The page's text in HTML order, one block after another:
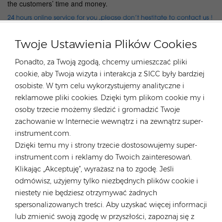
Twoje Ustawienia Plików Cookies
Ponadto, za Twoją zgodą, chcemy umieszczać pliki
cookie, aby Twoja wizyta i interakcja z SICC były bardziej
osobiste. W tym celu wykorzystujemy analityczne i
reklamowe pliki cookies. Dzięki tym plikom cookie my i
osoby trzecie możemy śledzić i gromadzić Twoje
zachowanie w Internecie wewnątrz i na zewnątrz super-
instrument.com.
Dzięki temu my i strony trzecie dostosowujemy super-
instrument.com i reklamy do Twoich zainteresowań.
Klikając „Akceptuję”, wyrażasz na to zgodę. Jeśli
odmówisz, użyjemy tylko niezbędnych plików cookie i
niestety nie będziesz otrzymywać żadnych
spersonalizowanych treści. Aby uzyskać więcej informacji
lub zmienić swoją zgodę w przyszłości, zapoznaj się z
the customers’ time and money.
GORĄCE TAGI :
Systemy Montażu Paneli Słonecznych Na Dachu
Systemy Mocowania Dachów Ze Stali Lekkiej
Wysokiej Jakości Stojak Do Montażu Paneli Słonecznych
Wspornik Dachowy Solarny
Uchwyt Dachowy Na Panel Słoneczny
System Montażu Paneli Słonecznych Na Dachu
Dachówkowym
Następny
Aluminum H-type waterproof carport TY-CP-03, 10-
year warranty, 5°–15° angle adjustment
ZOSTAW WIADOMOŚĆ